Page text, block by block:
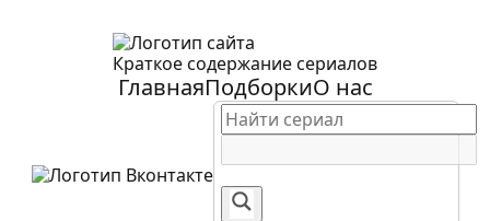
Краткое содержание сериалов
ГлавнаяПодборкиО нас